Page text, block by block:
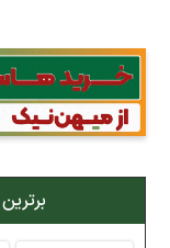
کتاب
جهت دریافت آخرین
بله دنبال کنید (ورود)